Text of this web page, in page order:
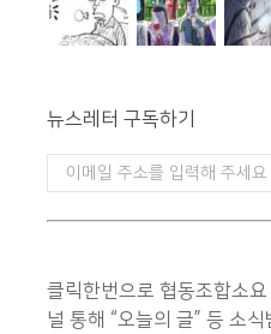
뉴스레터 구독하기
클릭한번으로 협동조합소
널 통해 “오늘의 글” 등 소식